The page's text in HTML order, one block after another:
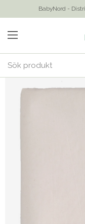
BabyNord -